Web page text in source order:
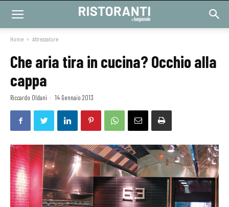
Home Attrezzature
Che aria tira in cucina? Occhio alla
cappa
Riccardo Oldani - 14 Gennaio 2013